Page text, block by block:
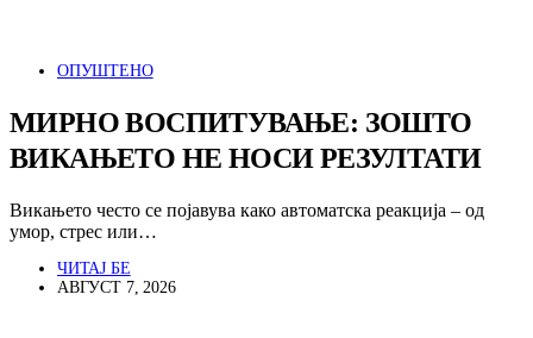
ОПУШТЕНО
МИРНО ВОСПИТУВАЊЕ: ЗОШТО
ВИКАЊЕТО НЕ НОСИ РЕЗУЛТАТИ
Викањето често се појавува како автоматска реакција – од
умор, стрес или…
ЧИТАЈ БЕ
АВГУСТ 7, 2026